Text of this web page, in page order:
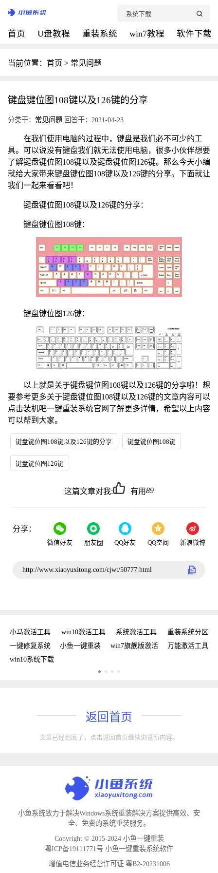
首页 U盘教程 重装系统 win7教程 软件下载
当前位置： 首页 > 常见问题
键盘键位图108键以及126键的分享
分类于： 常见问题 回答于：2021-04-23
在我们使用电脑的过程中，键盘是我们必不可少的工
具。可以说没有键盘我们就无法使用电脑，很多小伙伴想要
了解键盘键位图108键以及键盘键位图126键。那么今天小编
就给大家带来键盘键位图108键以及126键的分享。下面就让
我们一起来看看吧！
键盘键位图108键以及126键的分享：
键盘键位图108键：
键盘键位图126键：
以上就是关于键盘键位图108键以及126键的分享啦！想
要参考更多关于键盘键位图108键以及126键的文章内容可以
点击装机吧一键重装系统官网 了解更多详情，希望以上内容
可以帮到大家。
键盘键位图108键以及126键的分享 键盘键位图108键
键盘键位图126键
这篇文章对我: 有用89
分享：
微信好友 朋友圈 QQ好友 QQ空间 新浪微博
http://www.xiaoyuxitong.com/cjwt/50777.html
小马激活工具 win10激活工具 系统激活工具
重装系统分区
一键修复系统
小鱼一键重装 win7旗舰版激活
万能激活工具
win10系统下载
返回首页
文章已经到底了，点击返回首页继续浏览新内容。
小鱼系统致力于解决Windows系统重装解决方案提供高效、安
全、免费的系统重装服务。
Copyright © 2015-2024 小鱼一键重装
粤ICP备19111771号 小鱼一键重装系统软件
增值电信业务经营许可证 粤B2-20231006